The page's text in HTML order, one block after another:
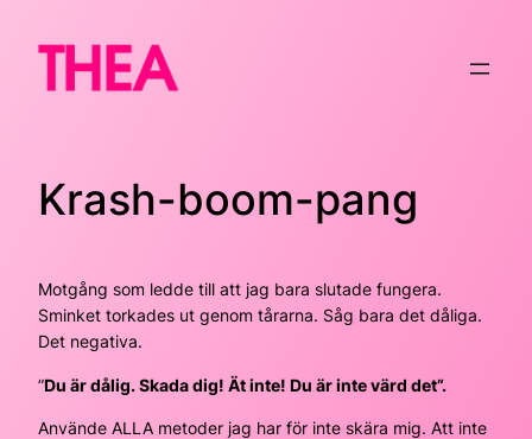
Krash-boom-pang
Motgång som ledde till att jag bara slutade fungera.
Sminket torkades ut genom tårarna. Såg bara det dåliga.
Det negativa.
”Du är dålig. Skada dig! Ät inte! Du är inte värd det”.
Använde ALLA metoder jag har för inte skära mig. Att inte